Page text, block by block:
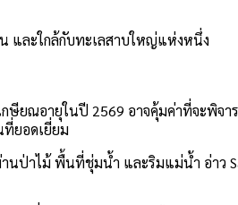
และใกล้กับทะเลสาบใหญ่แห่งหนึ่ง
ษียณอายุในปี 2569 อาจคุ้มค่าที่จะพิจา
ยอดเยี่ยม
ผ่านป่าไม้ พื้นที่ชุ่มน้ำ และริมแม่น้ำ อ่าว